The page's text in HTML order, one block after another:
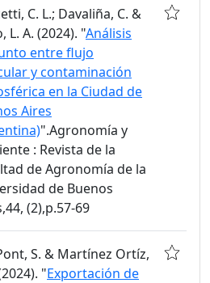
C. L.; Davaliña, C. &
L. A. (2024). "Análisis
entre flujo
y contaminación
en la Ciudad de
Aires
".Agronomía y
: Revista de la
de Agronomía de la
de Buenos
(2),p.57-69
S. & Martínez Ortíz,
"Exportación de